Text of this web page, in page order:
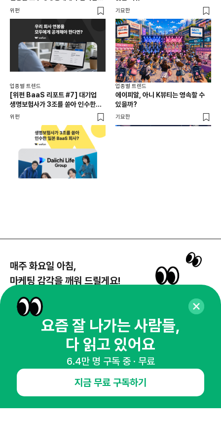
급여 투명성 법, 해외 사례, 연봉
위펀 기묘한
업종별 트렌드
[위펀 BaaS 리포트 #7] 대기업
생명보험사가 3조를 쏟아 인수한
일본 BaaS 회사의 정체는?
위펀
업종별 트렌드
에이피알, 아니 K뷰티는 영속할 수
있을까?
기묘한
매주 화요일 아침,
마케팅 감각을 깨워 드릴게요!
뉴스레터 구독하기
오픈애즈란
요즘 잘 나가는 사람들,
다 읽고 있어요
6.4만 명 구독 중 · 무료
지금 무료 구독하기